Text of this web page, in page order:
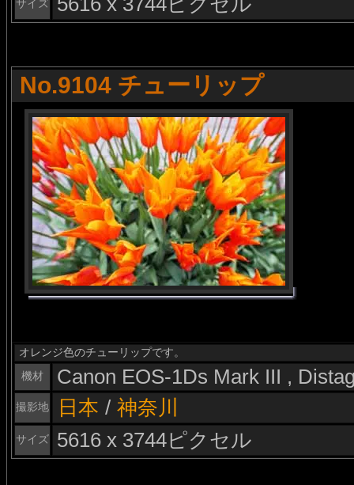
サイズ
No.9104 チューリップ
オレンジ色のチューリップです。
機材
Canon EOS-1Ds Mark III ,
撮影地 日本 / 神奈川
サイズ 5616 x 3744ピクセル